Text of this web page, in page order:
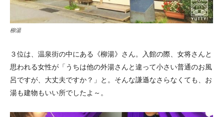
柳湯
３位は、温泉街の中にある《柳湯》さん。入館の際、女将さんと
思われる女性が「うちは他の外湯さんと違って小さい普通のお風
呂ですが、大丈夫ですか？」と。そんな謙遜なさらなくても、お
湯も建物もいい所でしたよ～。